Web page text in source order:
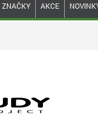
ZNAČKY AKCE